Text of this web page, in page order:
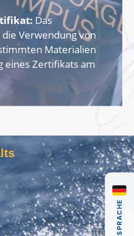
Das
Verwendung von
Materialien
eines Zertifikats am
SPRACHE